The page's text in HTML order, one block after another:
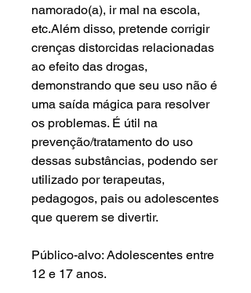
namorado(a), ir mal na escola,
etc.Além disso, pretende corrigir
crenças distorcidas relacionadas
ao efeito das drogas,
demonstrando que seu uso não é
uma saída mágica para resolver
os problemas. É útil na
prevenção/tratamento do uso
dessas substâncias, podendo ser
utilizado por terapeutas,
pedagogos, pais ou adolescentes
que querem se divertir.
Público-alvo: Adolescentes entre
12 e 17 anos.